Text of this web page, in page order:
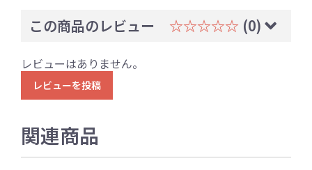
この商品のレビュー ☆☆☆☆☆ (0)
レビューはありません。
レビューを投稿
関連商品